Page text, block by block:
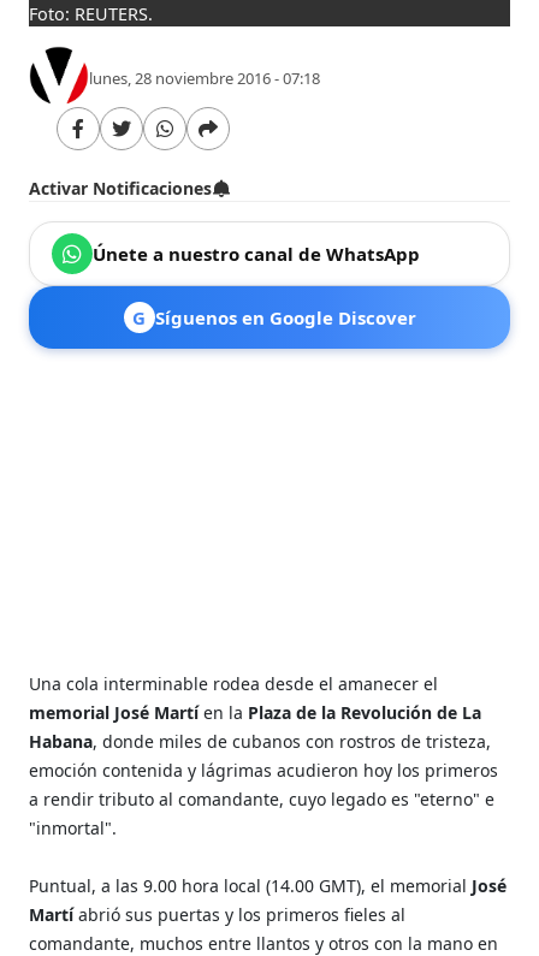
Foto: REUTERS.
lunes, 28 noviembre 2016 - 07:18
Activar Notificaciones
Únete a nuestro canal de WhatsApp
G Síguenos en Google Discover
Una cola interminable rodea desde el amanecer el
memorial José Martíen la Plaza de la Revolución de La
Habana, donde miles de cubanos con rostros de tristeza,
emoción contenida y lágrimas acudieron hoy los primeros
a rendir tributo al comandante, cuyo legado es "eterno" e
"inmortal".
Puntual, a las 9.00 hora local (14.00 GMT), el memorial José
Martíabrió sus puertas y los primeros fieles al
comandante, muchos entre llantos y otros con la mano en